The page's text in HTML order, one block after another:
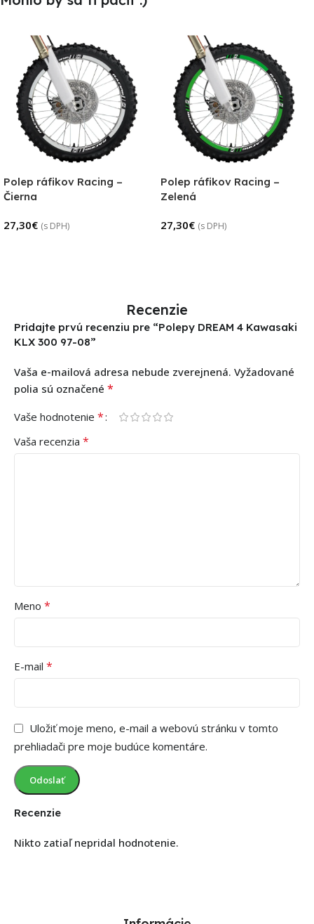
Polep ráfikov Racing –
Čierna
27,30€ (s DPH)
Polep ráfikov Racing –
Zelená
27,30€ (s DPH)
Recenzie
Recenzie
Nikto zatiaľ nepridal hodnotenie.
Pridajte prvú recenziu pre “Polepy DREAM 4 Kawasaki
KLX 300 97-08”
Vaša e-mailová adresa nebude zverejnená. Vyžadované
polia sú označené *
Vaše hodnotenie *
Vaša recenzia *
Meno *
E-mail *
Uložiť moje meno, e-mail a webovú stránku v tomto
prehliadači pre moje budúce komentáre.